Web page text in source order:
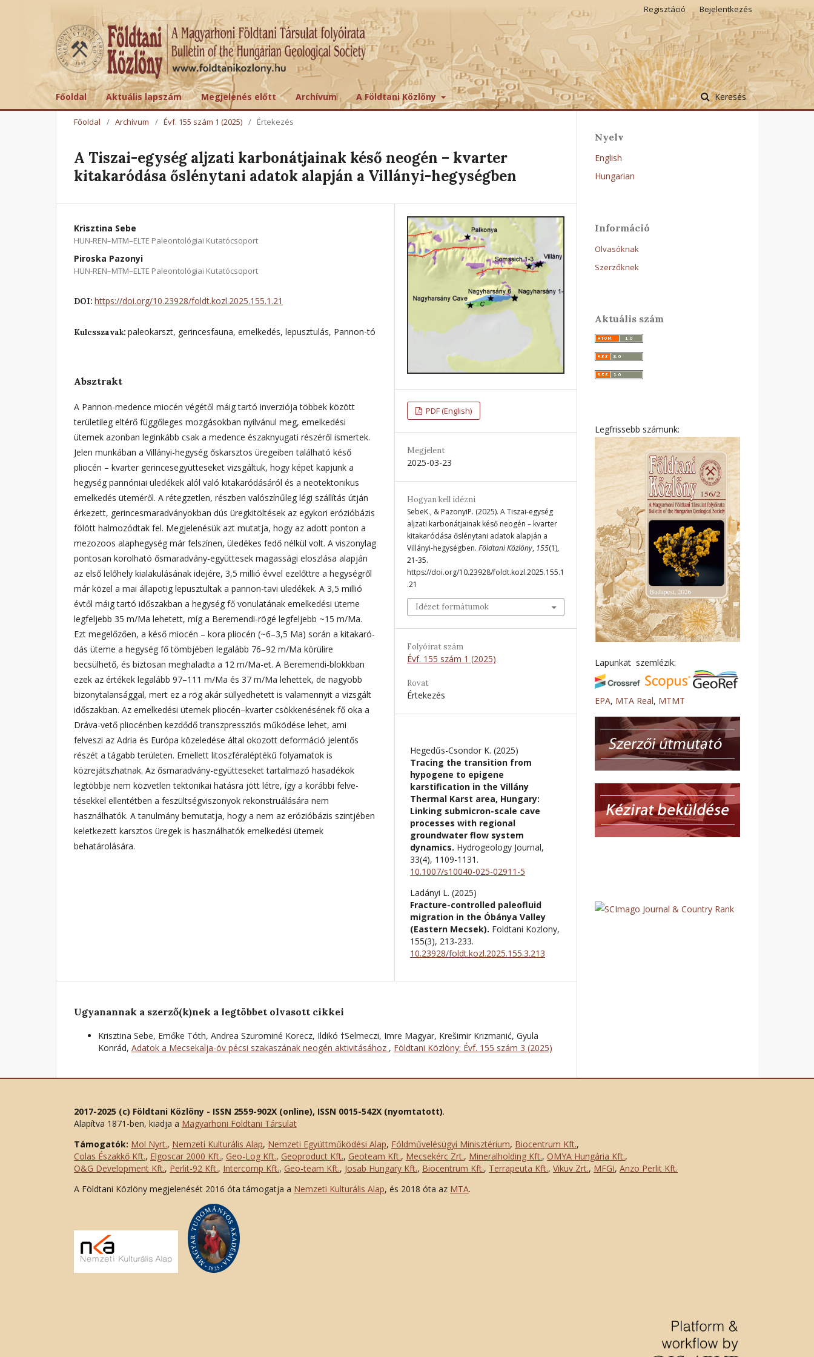
Főoldal Aktuális lapszám Megjelenés előtt Archívum A Földtani Közlöny Keresés
Regisztáció Bejelentkezés
Főoldal / Archívum / Évf. 155 szám 1 (2025) / Értekezés
A Tiszai-egység aljzati karbonátjainak késő neogén – kvarter
kitakaródása őslénytani adatok alapján a Villányi-hegységben
Krisztina Sebe
HUN-REN–MTM–ELTE Paleontológiai Kutatócsoport
Piroska Pazonyi
HUN-REN–MTM–ELTE Paleontológiai Kutatócsoport
DOI: https://doi.org/10.23928/foldt.kozl.2025.155.1.21
Kulcsszavak: paleokarszt, gerincesfauna, emelkedés, lepusztulás, Pannon-tó
Absztrakt
A Pannon-medence miocén végétől máig tartó inverziója többek között
területileg eltérő függőleges mozgásokban nyil­vánul meg, emelkedési
ütemek azonban leginkább csak a medence északnyugati részéről ismertek.
Jelen munkában a Villányi-hegység őskarsztos üregeiben található késő
pliocén – kvarter gerincesegyütteseket vizsgáltuk, hogy képet kap­junk a
hegység pannóniai üledékek alól való kitakaródásáról és a neotektonikus
emelkedés üteméről. A rétegzetlen, részben valószínűleg légi szállítás útján
érkezett, gerincesmaradványokban dús üregkitöltések az egykori erózióbázis
fö­lött halmozódtak fel. Megjelenésük azt mutatja, hogy az adott ponton a
mezozoos alaphegység már felszínen, üledékes fedő nélkül volt. A viszonylag
pontosan korolható ősmaradvány-együttesek magassági eloszlása alapján
az első lelőhely kialakulásának idejére, 3,5 millió évvel ezelőttre a hegységről
már közel a mai állapotig lepusztultak a pannon-tavi üledé­kek. A 3,5 millió
évtől máig tartó időszakban a hegység fő vonulatának emelkedési üteme
legfeljebb 35 m/Ma lehetett, míg a Beremendi-rögé legfeljebb ~15 m/Ma.
Ezt megelőzően, a késő miocén – kora pliocén (~6–3,5 Ma) során a kitaka­ró­
dás üteme a hegység fő tömbjében legalább 76–92 m/Ma körülire
becsülhető, és biztosan meghaladta a 12 m/Ma-et. A Beremendi-blokkban
ezek az értékek legalább 97–111 m/Ma és 37 m/Ma lehettek, de nagyobb
bizonytalansággal, mert ez a rög akár süllyedhetett is valamennyit a vizsgált
időszakban. Az emelkedési ütemek pliocén–kvarter csökkenésének fő oka a
Dráva-vető pliocénben kezdődő transzpressziós működése lehet, ami
felveszi az Adria és Európa közeledése ál­tal okozott deformáció jelentős
részét a tágabb területen. Emellett litoszféraléptékű folyamatok is
közrejátszhatnak. Az ős­maradvány-együtteseket tartalmazó hasadékok
legtöbbje nem közvetlen tektonikai hatásra jött létre, így a korábbi fel­ve­
tésekkel ellentétben a feszültségviszonyok rekonstruálására nem
használhatók. A tanulmány bemutatja, hogy a nem az erózióbázis szintjében
keletkezett karsztos üregek is használhatók emelkedési ütemek
behatárolására.
PDF (English)
Megjelent
2025-03-23
Hogyan kell idézni
SebeK., & PazonyiP. (2025). A Tiszai-egység
aljzati karbonátjainak késő neogén – kvarter
kitakaródása őslénytani adatok alapján a
Villányi-hegységben. Földtani Közlöny, 155(1),
21-35.
https://doi.org/10.23928/foldt.kozl.2025.155.1
.21
Idézet formátumok
Folyóirat szám
Évf. 155 szám 1 (2025)
Rovat
Értekezés
Hegedűs-Csondor K. (2025)
Tracing the transition from
hypogene to epigene
karstification in the Villány
Thermal Karst area, Hungary:
Linking submicron-scale cave
processes with regional
groundwater flow system
dynamics. Hydrogeology Journal,
33(4), 1109-1131.
10.1007/s10040-025-02911-5
Ladányi L. (2025)
Fracture-controlled paleofluid
migration in the Óbánya Valley
(Eastern Mecsek). Foldtani Kozlony,
155(3), 213-233.
10.23928/foldt.kozl.2025.155.3.213
Ugyanannak a szerző(k)nek a legtöbbet olvasott cikkei
Krisztina Sebe, Emőke Tóth, Andrea Szurominé Korecz, Ildikó †Selmeczi, Imre Magyar, Krešimir Krizmanić, Gyula
Konrád, Adatok a Mecsekalja-öv pécsi szakaszának neogén aktivitásához , Földtani Közlöny: Évf. 155 szám 3 (2025)
Nyelv
English
Hungarian
Információ
Olvasóknak
Szerzőknek
Aktuális szám
Legfrissebb számunk:
Lapunkat szemlézik:
EPA, MTA Real, MTMT
2017-2025 (c) Földtani Közlöny - ISSN 2559-902X (online), ISSN 0015-542X (nyomtatott).
Alapítva 1871-ben, kiadja a Magyarhoni Földtani Társulat
Támogatók: Mol Nyrt., Nemzeti Kulturális Alap, Nemzeti Együttműködési Alap, Földművelésügyi Minisztérium, Biocentrum Kft.,
Colas Északkő Kft., Elgoscar 2000 Kft., Geo-Log Kft., Geoproduct Kft., Geoteam Kft., Mecsekérc Zrt., Mineralholding Kft., OMYA Hungária Kft.,
O&G Development Kft., Perlit-92 Kft., Intercomp Kft., Geo-team Kft., Josab Hungary Kft., Biocentrum Kft., Terrapeuta Kft., Vikuv Zrt., MFGI, Anzo Perlit Kft.
A Földtani Közlöny megjelenését 2016 óta támogatja a Nemzeti Kulturális Alap, és 2018 óta az MTA.